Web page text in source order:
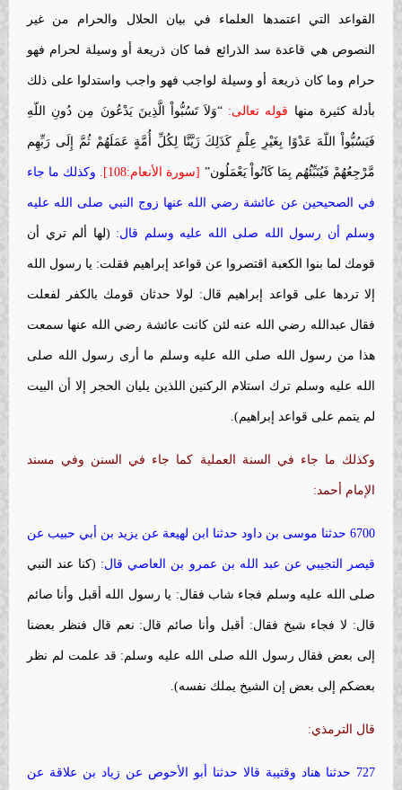
القواعد التي اعتمدها العلماء في بيان الحلال والحرام من غير
النصوص هي قاعدة سد الذرائع فما كان ذريعة أو وسيلة لحرام فهو
حرام وما كان ذريعة أو وسيلة لواجب فهو واجب واستدلوا على ذلك
بأدلة كثيرة منها قوله تعالى: “وَلاَ تَسُبُّواْ الَّذِينَ يَدْعُونَ مِن دُونِ اللّهِ
فَيَسُبُّواْ اللّهَ عَدْوًا بِغَيْرِ عِلْمٍ كَذَلِكَ زَيَّنَّا لِكُلِّ أُمَّةٍ عَمَلَهُمْ ثُمَّ إِلَى رَبِّهِم
مَّرْجِعُهُمْ فَيُنَبِّئُهُم بِمَا كَانُواْ يَعْمَلُون” [سورة الأنعام:108]. وكذلك ما جاء
في الصحيحين عن عائشة رضي ‏الله عنها زوج النبي صلى ‏الله عليه
‏وسلم أن رسول الله صلى ‏الله عليه ‏وسلم قال: (لها ألم تري أن
قومك لما بنوا الكعبة اقتصروا عن قواعد إبراهيم فقلت: يا رسول الله
إلا تردها على قواعد إبراهيم قال: لولا حدثان قومك بالكفر لفعلت
فقال عبدالله رضي ‏الله عنه لئن كانت عائشة رضي ‏الله عنها سمعت
هذا من رسول الله صلى ‏الله عليه ‏وسلم ما أرى رسول الله صلى
‏الله عليه‏ وسلم ترك استلام الركنين اللذين يليان الحجر إلا أن البيت
لم يتمم على قواعد إبراهيم).
وكذلك ما جاء في السنة العملية كما جاء في السنن وفي مسند
الإمام أحمد:
6700 حدثنا موسى بن داود حدثنا ابن لهيعة عن يزيد بن أبي حبيب عن
قيصر التجيبي عن عبد الله بن عمرو بن العاصي قال: (كنا عند النبي
صلى ‏الله عليه‏ وسلم فجاء شاب فقال: يا رسول الله أقبل وأنا صائم
قال: لا فجاء شيخ فقال: أقبل وأنا صائم قال: نعم قال فنظر بعضنا
إلى بعض فقال رسول الله صلى‏ الله عليه‏ وسلم: قد علمت لم نظر
بعضكم إلى بعض إن الشيخ يملك نفسه).
قال الترمذي:
727 حدثنا هناد وقتيبة قالا حدثنا أبو الأحوص عن زياد بن علاقة عن